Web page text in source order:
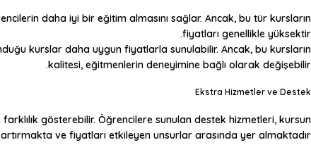
daha iyi bir eğitim almasını sağlar. Ancak, bu tür kursların
fiyatları genellikle yüksektir.
kurslar daha uygun fiyatlarla sunulabilir. Ancak, bu kursların
kalitesi, eğitmenlerin deneyimine bağlı olarak değişebilir.
Ekstra Hizmetler ve Destek
gösterebilir. Öğrencilere sunulan destek hizmetleri, kursun
ve fiyatları etkileyen unsurlar arasında yer almaktadır.